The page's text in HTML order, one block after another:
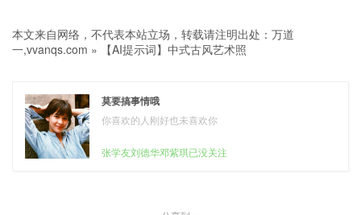
本文来自网络，不代表本站立场，转载请注明出处： 万道
一,vvanqs.com » 【AI提示词】中式古风艺术照
莫要搞事情哦
你喜欢的人刚好也未喜欢你
张学友刘德华邓紫琪已没关注